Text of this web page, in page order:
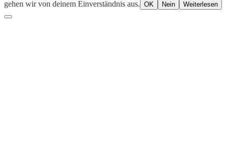
gehen wir von deinem Einverständnis aus. OK Nein Weiterlesen